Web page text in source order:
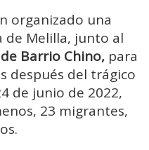
organizado una
de Melilla, junto al
Barrio Chino, para
después del trágico
de junio de 2022,
23 migrantes,